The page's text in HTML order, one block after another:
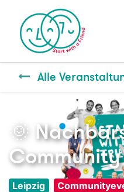
Alle
🌞
Community
Leipzig